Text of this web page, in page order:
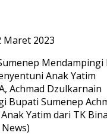
Maret 2023
Achmad Dzulkarnain
Bupati Sumenep
Yatim dari TK